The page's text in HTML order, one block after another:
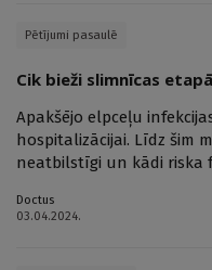
Pētījumi pasaulē
Cik bieži slimnīcas
Apakšējo elpceļu
hospitalizācijai. Līdz šim
neatbilstīgi un kādi
Doctus
03.04.2024.